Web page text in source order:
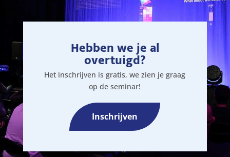
Hebben we je al
overtuigd?
Het inschrijven is gratis, we zien je graag
op de seminar!
Inschrijven